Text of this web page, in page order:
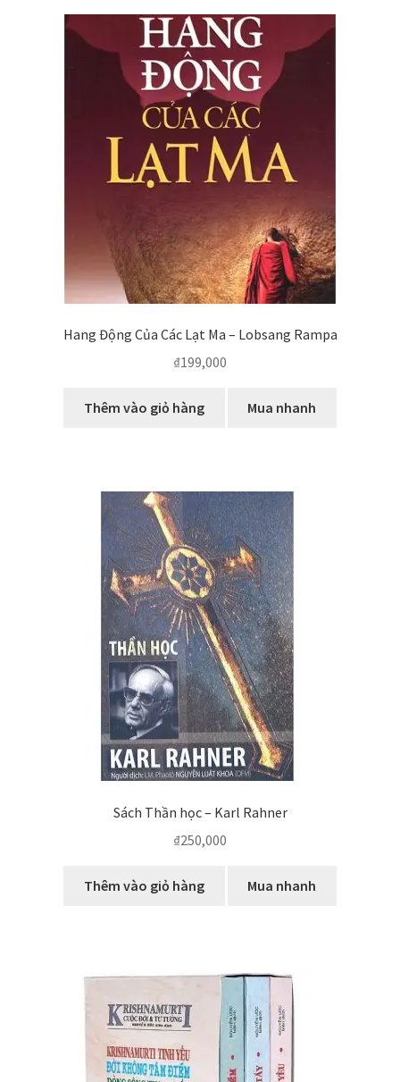
Hang Động Của Các Lạt Ma – Lobsang Rampa
₫199,000
Thêm vào giỏ hàng Mua nhanh
Sách Thần học – Karl Rahner
₫250,000
Thêm vào giỏ hàng Mua nhanh